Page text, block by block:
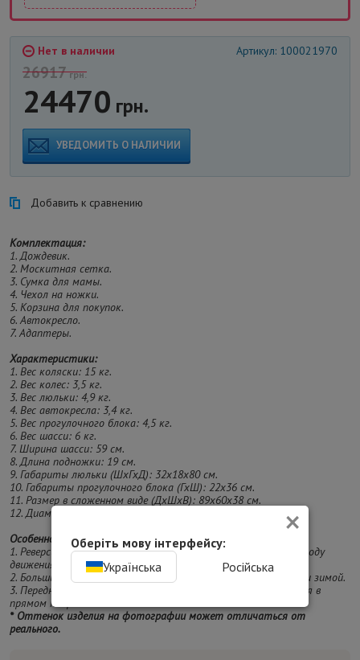
Нет в наличии Артикул: 100021970
26917грн.
24470 грн.
УВЕДОМИТЬ О НАЛИЧИИ
Добавить к сравнению
Комплектация:
1. Дождевик.
2. Москитная сетка.
3. Сумка для мамы.
4. Чехол на ножки.
5. Корзина для покупок.
6. Автокресло.
7. Адаптеры.
Характеристики:
1. Вес коляски: 15 кг.
2. Вес колес: 3,5 кг.
3. Вес люльки: 4,9 кг.
4. Вес автокресла: 3,4 кг.
5. Вес прогулочного блока: 4,5 кг.
6. Вес шасси: 6 кг.
7. Ширина шасси: 59 см.
8. Длина подножки: 19 см.
9. Габариты люльки (ШхГхД): 32х18х80 см.
10. Габариты прогулочного блока (ГхШ): 22х36 см.
11. Размер в сложенном виде (ДхШхВ): 89х60х38 см.
12. Диаметр колес: передние - 23 см, задние - 28 см.
Особенности:
1. Реверсивная установка – выбирайте положение блока по ходу
движения или лицом к маме.
2. Большие надувные колеса будут одинаково удобны летом и зимой.
3. Передние колеса с возможностью блокировки для движения в
прямом направлении.
* Оттенок изделия на фотографии может отличаться от
реального.
×
Оберіть мову інтерфейсу:
Українська
Російська